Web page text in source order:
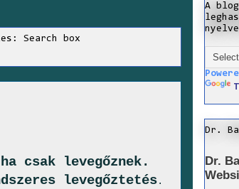
Search box
csak levegőznek.
levegőztetés.
A
Dr.
Dr.